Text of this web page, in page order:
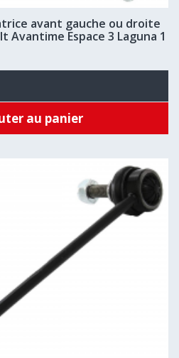
avant gauche ou droite
Avantime Espace 3 Laguna 1
au panier